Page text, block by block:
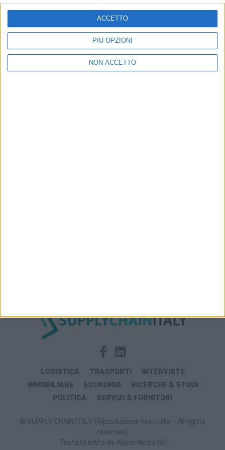
PIÙ OPZIONI
NON ACCETTO
ACCETTO
ISCRIVITI
Dichiaro di aver letto e compreso l'informativa sulla privacy e
di dare il mio consenso alla ricezione di promozioni commerciali
LOGISTICA TRASPORTI
INTERVISTE
IMMOBILIARE
ECONOMIA
RICERCHE & STUDI
POLITICA
SERVIZI & FORNITORI
© SUPPLY CHAIN ITALY (Riproduzione riservata – All rights
reserved)
Testata edita da Alocin Media Srl